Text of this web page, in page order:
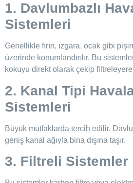
1. Davlumbazlı
Sistemleri
Genellikle fırın, ızgara, ocak gibi
üzerinde konumlandırılır. Bu
kokuyu direkt olarak çekip
2. Kanal Tipi
Sistemleri
Büyük mutfaklarda tercih edilir.
geniş kanal ağıyla bina dışına taşır.
3. Filtreli Sistemler